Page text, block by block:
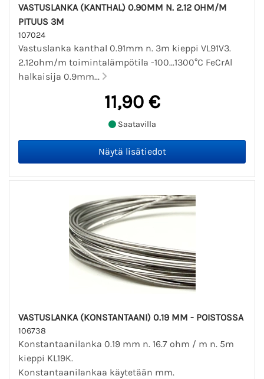
VASTUSLANKA (KANTHAL) 0.90MM N. 2.12 OHM/M
PITUUS 3M
107024
Vastuslanka kanthal 0.91mm n. 3m kieppi VL91V3.
2.12ohm/m toimintalämpötila -100...1300°C FeCrAl
halkaisija 0.9mm...
11,90 €
Saatavilla
VASTUSLANKA (KONSTANTAANI) 0.19 MM - POISTOSSA
106738
Konstantaanilanka 0.19 mm n. 16.7 ohm / m n. 5m
kieppi KL19K.
Konstantaanilankaa käytetään mm.